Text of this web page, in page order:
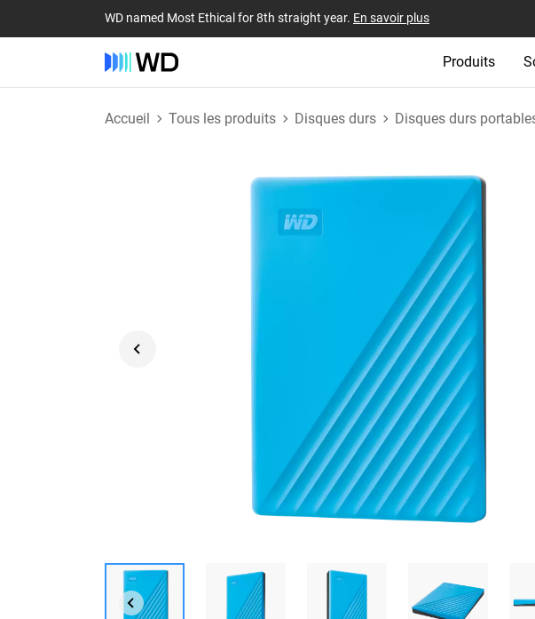
WD named Most Ethical for 8th straight year. En savoir plus
Produits
Accueil Tous les produits Disques durs Disques durs